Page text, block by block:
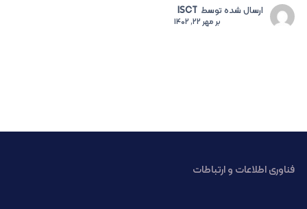
ارسال شده توسط ISCT
برمهر 22, 1402
فناوری اطلاعات و ارتباطات